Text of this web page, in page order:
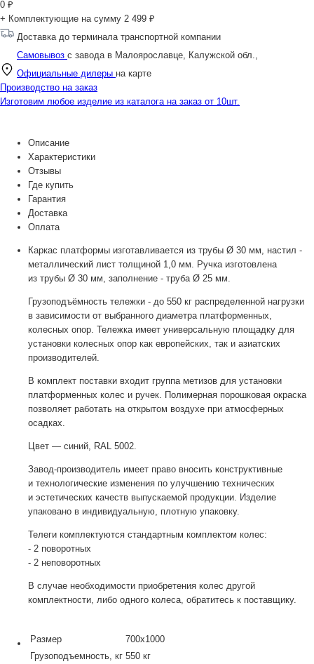
0 ₽
+ Комплектующие на сумму 2 499 ₽
Доставка до терминала транспортной компании
Самовывоз с завода в Малоярославце, Калужской обл.,
Официальные дилеры на карте
Производство на заказ
Изготовим любое изделие из каталога на заказ от 10шт.
Описание
Характеристики
Отзывы
Где купить
Гарантия
Доставка
Оплата
Каркас платформы изготавливается из трубы Ø 30 мм, настил -
металлический лист толщиной 1,0 мм. Ручка изготовлена
из трубы Ø 30 мм, заполнение - труба Ø 25 мм.
Грузоподъёмность тележки - до 550 кг распределенной нагрузки
в зависимости от выбранного диаметра платформенных,
колесных опор. Тележка имеет универсальную площадку для
установки колесных опор как европейских, так и азиатских
производителей.
В комплект поставки входит группа метизов для установки
платформенных колес и ручек. Полимерная порошковая окраска
позволяет работать на открытом воздухе при атмосферных
осадках.
Цвет — синий, RAL 5002.
Завод-производитель имеет право вносить конструктивные
и технологические изменения по улучшению технических
и эстетических качеств выпускаемой продукции. Изделие
упаковано в индивидуальную, плотную упаковку.
Телеги комплектуются стандартным комплектом колес:
- 2 поворотных
- 2 неповоротных
В случае необходимости приобретения колес другой
комплектности, либо одного колеса, обратитесь к поставщику.
Размер
700х1000
Грузоподъемность, кг 550 кг